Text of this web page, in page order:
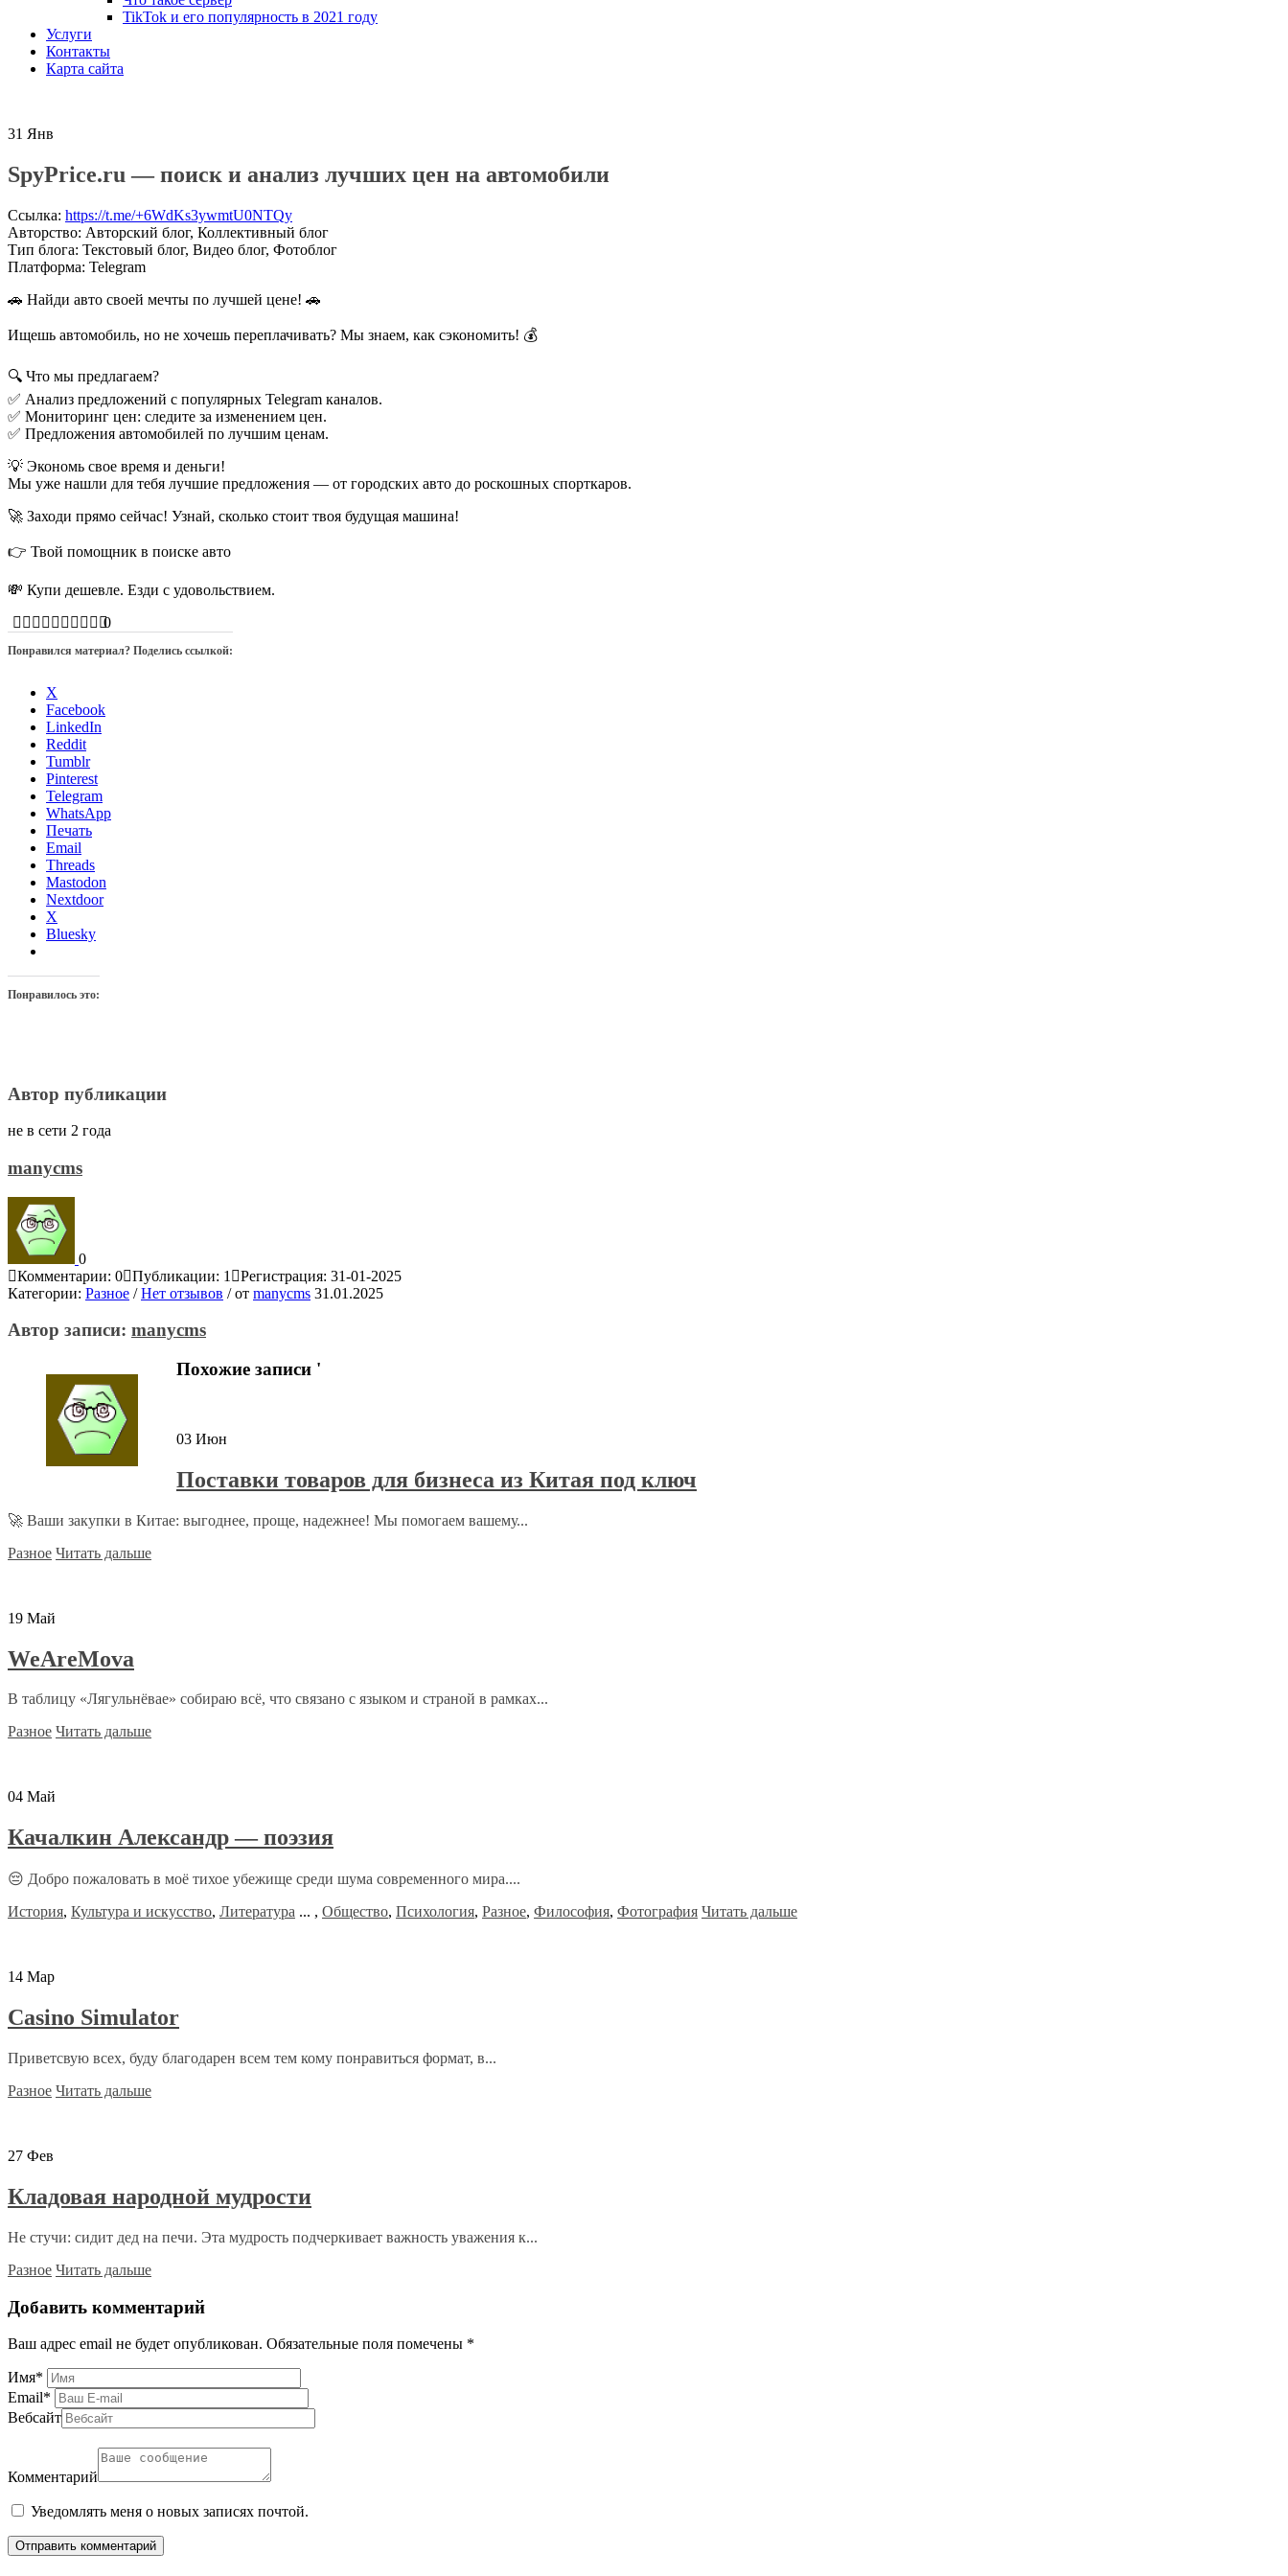
TikTok и его популярность в 2021 году
Услуги
Контакты
Карта сайта
31 Янв
SpyPrice.ru — поиск и анализ лучших цен на автомобили
Ссылка: https://t.me/+6WdKs3ywmtU0NTQy
Авторство: Авторский блог, Коллективный блог
Тип блога: Текстовый блог, Видео блог, Фотоблог
Платформа: Telegram
🚗 Найди авто своей мечты по лучшей цене! 🚗
Ищешь автомобиль, но не хочешь переплачивать? Мы знаем, как сэкономить! 💰
🔍 Что мы предлагаем?
✅ Анализ предложений с популярных Telegram каналов.
✅ Мониторинг цен: следите за изменением цен.
✅ Предложения автомобилей по лучшим ценам.
💡 Экономь свое время и деньги!
Мы уже нашли для тебя лучшие предложения — от городских авто до роскошных спорткаров.
🚀 Заходи прямо сейчас! Узнай, сколько стоит твоя будущая машина!
👉 Твой помощник в поиске авто
💸 Купи дешевле. Езди с удовольствием.
0
Понравился материал? Поделись ссылкой:
X
Facebook
LinkedIn
Reddit
Tumblr
Pinterest
Telegram
WhatsApp
Печать
Email
Threads
Mastodon
Nextdoor
X
Bluesky
Понравилось это:
Автор публикации
не в сети 2 года
manycms
0
Комментарии: 0 Публикации: 1
Регистрация: 31-01-2025
Категории: Разное / Нет отзывов /от manycms 31.01.2025
Автор записи: manycms
Похожие записи '
03 Июн
Поставки товаров для бизнеса из Китая под ключ
🚀 Ваши закупки в Китае: выгоднее, проще, надежнее! Мы помогаем вашему...
Разное Читать дальше
19 Май
WeAreMova
В таблицу «Лягульнёвае» собираю всё, что связано с языком и страной в рамках...
Разное Читать дальше
04 Май
Качалкин Александр — поэзия
😔 Добро пожаловать в моё тихое убежище среди шума современного мира....
История, Культура и искусство, Литература ... , Общество, Психология, Разное, Философия, Фотография Читать дальше
14 Мар
Casino Simulator
Приветсвую всех, буду благодарен всем тем кому понравиться формат, в...
Разное Читать дальше
27 Фев
Кладовая народной мудрости
Не стучи: сидит дед на печи. Эта мудрость подчеркивает важность уважения к...
Разное Читать дальше
Добавить комментарий
Ваш адрес email не будет опубликован. Обязательные поля помечены *
Имя*
Email*
Вебсайт
Комментарий
Уведомлять меня о новых записях почтой.